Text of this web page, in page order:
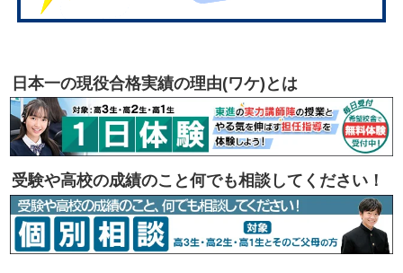
日本一の現役合格実績の理由(ワケ)とは
受験や高校の成績のこと何でも相談してください！